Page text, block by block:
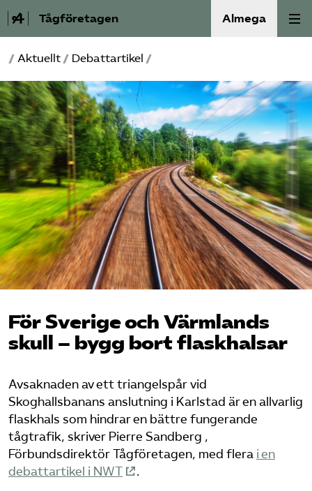
Tågföretagen Almega
Aktuellt
Reformagenda för järnvägen
Våra frågor
Aktiviteter
Om oss
Kontakt
Mina sidor (almega.se)
Bli medlem
Logga in på Arbetsgivarguiden
Sök på tagforetagen.se
/ Aktuellt / Debattartikel /
För Sverige och Värmlands
skull – bygg bort flaskhalsar
Avsaknaden av ett triangelspår vid
Skoghallsbanans anslutning i Karlstad är en allvarlig
flaskhals som hindrar en bättre fungerande
tågtrafik, skriver Pierre Sandberg ,
Förbundsdirektör Tågföretagen, med flera i en
debattartikel i NWT
.